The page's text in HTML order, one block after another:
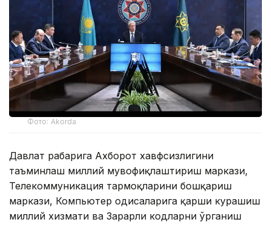
Фото: Akorda
Давлат раҳбарига Ахборот хавфсизлигини
таъминлаш миллий мувофиқлаштириш маркази,
Телекоммуникация тармоқларини бошқариш
маркази, Компьютер ҳодисаларига қарши курашиш
миллий хизмати ва Зарарли кодларни ўрганиш